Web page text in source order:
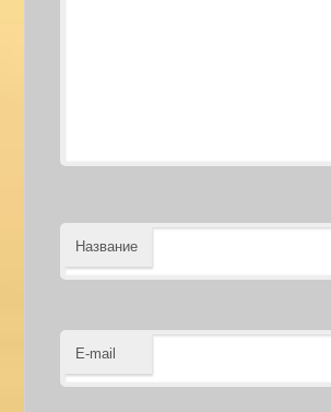
Название
E-mail